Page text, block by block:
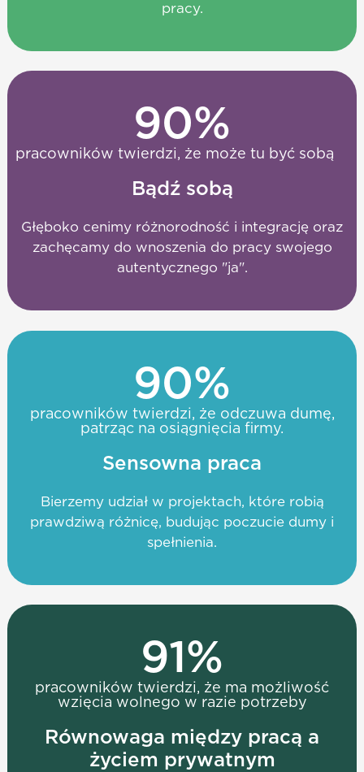
pracy.
pracowników twierdzi, że może tu być sobą
90%
Bądź sobą
Głęboko cenimy różnorodność i integrację oraz
zachęcamy do wnoszenia do pracy swojego
autentycznego "ja".
pracowników twierdzi, że odczuwa dumę,
patrząc na osiągnięcia firmy.
90%
Sensowna praca
Bierzemy udział w projektach, które robią
prawdziwą różnicę, budując poczucie dumy i
spełnienia.
pracowników twierdzi, że ma możliwość
wzięcia wolnego w razie potrzeby
91 %
Równowaga między pracą a
życiem prywatnym